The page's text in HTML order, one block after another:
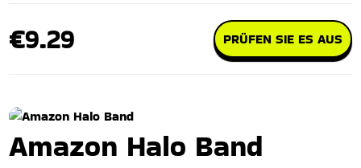
€9.29 PRÜFEN SIE ES AUS
Amazon Halo Band